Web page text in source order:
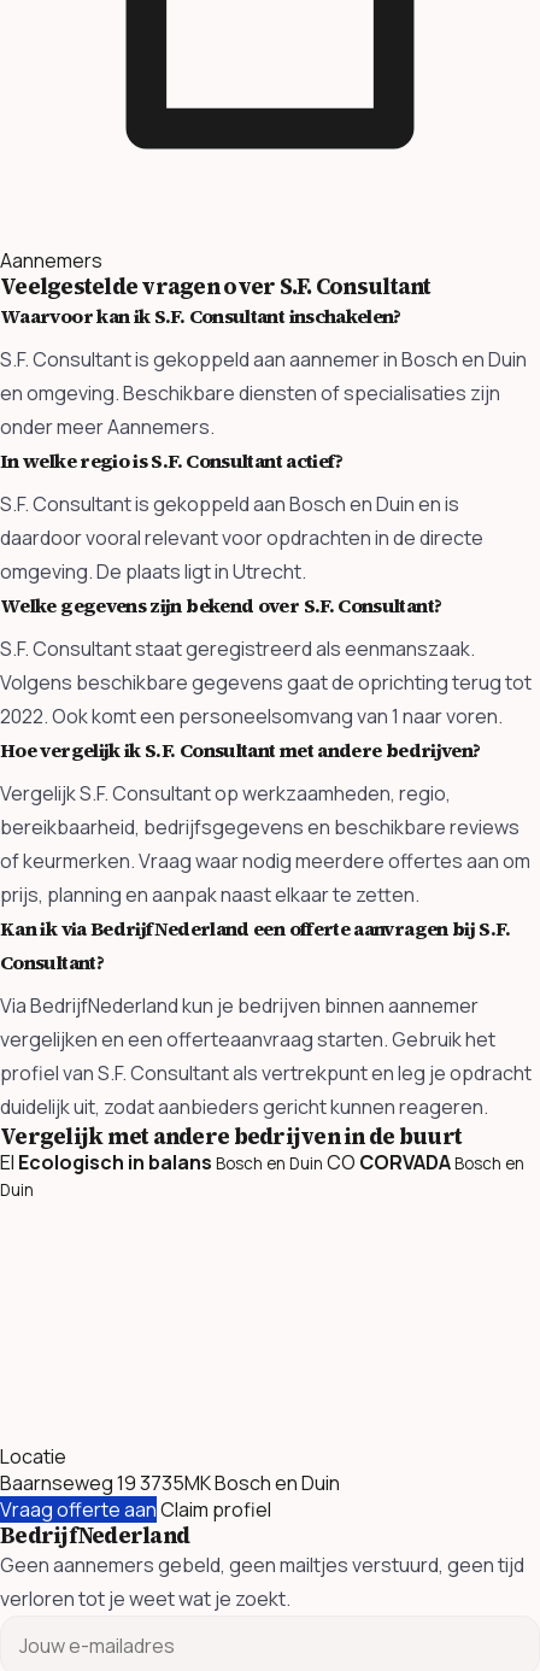
Aannemers
Veelgestelde vragen over S.F. Consultant
Waarvoor kan ik S.F. Consultant inschakelen?
S.F. Consultant is gekoppeld aan aannemer in Bosch en Duin
en omgeving. Beschikbare diensten of specialisaties zijn
onder meer Aannemers.
In welke regio is S.F. Consultant actief?
S.F. Consultant is gekoppeld aan Bosch en Duin en is
daardoor vooral relevant voor opdrachten in de directe
omgeving. De plaats ligt in Utrecht.
Welke gegevens zijn bekend over S.F. Consultant?
S.F. Consultant staat geregistreerd als eenmanszaak.
Volgens beschikbare gegevens gaat de oprichting terug tot
2022. Ook komt een personeelsomvang van 1 naar voren.
Hoe vergelijk ik S.F. Consultant met andere bedrijven?
Vergelijk S.F. Consultant op werkzaamheden, regio,
bereikbaarheid, bedrijfsgegevens en beschikbare reviews
of keurmerken. Vraag waar nodig meerdere offertes aan om
prijs, planning en aanpak naast elkaar te zetten.
Kan ik via BedrijfNederland een offerte aanvragen bij S.F.
Consultant?
Via BedrijfNederland kun je bedrijven binnen aannemer
vergelijken en een offerteaanvraag starten. Gebruik het
profiel van S.F. Consultant als vertrekpunt en leg je opdracht
duidelijk uit, zodat aanbieders gericht kunnen reageren.
Vergelijk met andere bedrijven in de buurt
EI Ecologisch in balans Bosch en Duin CO CORVADABosch en
Duin
Locatie
Baarnseweg 19 3735MK Bosch en Duin
Vraag offerte aanClaim profiel
BedrijfNederland
Geen aannemers gebeld, geen mailtjes verstuurd, geen tijd
verloren tot je weet wat je zoekt.